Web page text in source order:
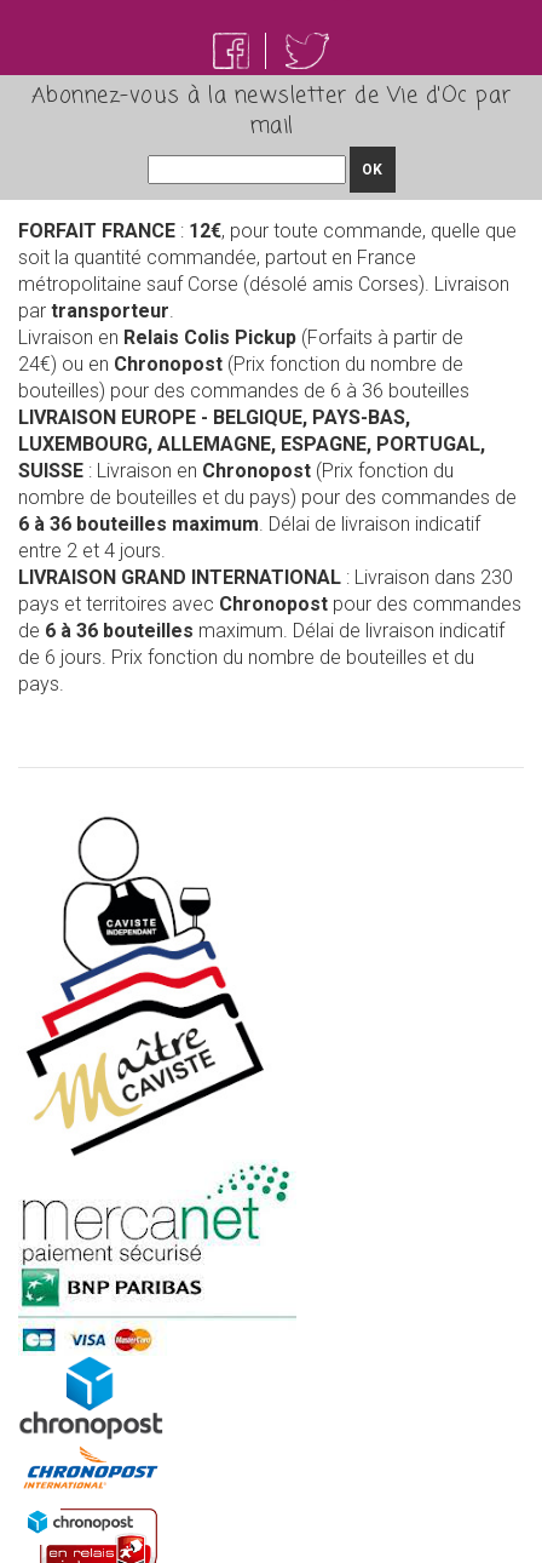
Abonnez-vous à la newsletter de Vie d'Oc par
mail
OK
FORFAIT FRANCE : 12€, pour toute commande, quelle que
soit la quantité commandée, partout en France
métropolitaine sauf Corse (désolé amis Corses). Livraison
par transporteur.
Livraison en Relais Colis Pickup (Forfaits à partir de
24€) ou en Chronopost (Prix fonction du nombre de
bouteilles) pour des commandes de 6 à 36 bouteilles
LIVRAISON EUROPE - BELGIQUE, PAYS-BAS,
LUXEMBOURG, ALLEMAGNE, ESPAGNE, PORTUGAL,
SUISSE : Livraison en Chronopost (Prix fonction du
nombre de bouteilles et du pays) pour des commandes de
6 à 36 bouteilles maximum. Délai de livraison indicatif
entre 2 et 4 jours.
LIVRAISON GRAND INTERNATIONAL : Livraison dans 230
pays et territoires avec Chronopost pour des commandes
de 6 à 36 bouteilles maximum. Délai de livraison indicatif
de 6 jours. Prix fonction du nombre de bouteilles et du
pays.